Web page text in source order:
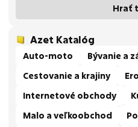
Hrať
Azet Katalóg
Auto-moto
Bývanie a
Cestovanie a krajiny
Internetové obchody
Malo a veľkoobchod